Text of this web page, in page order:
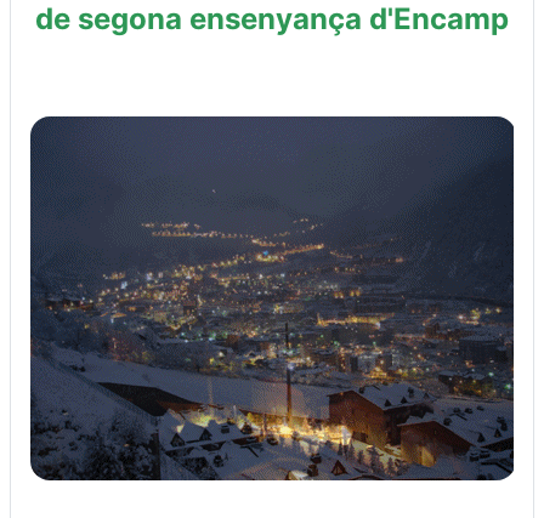
de segona ensenyança d'Encamp